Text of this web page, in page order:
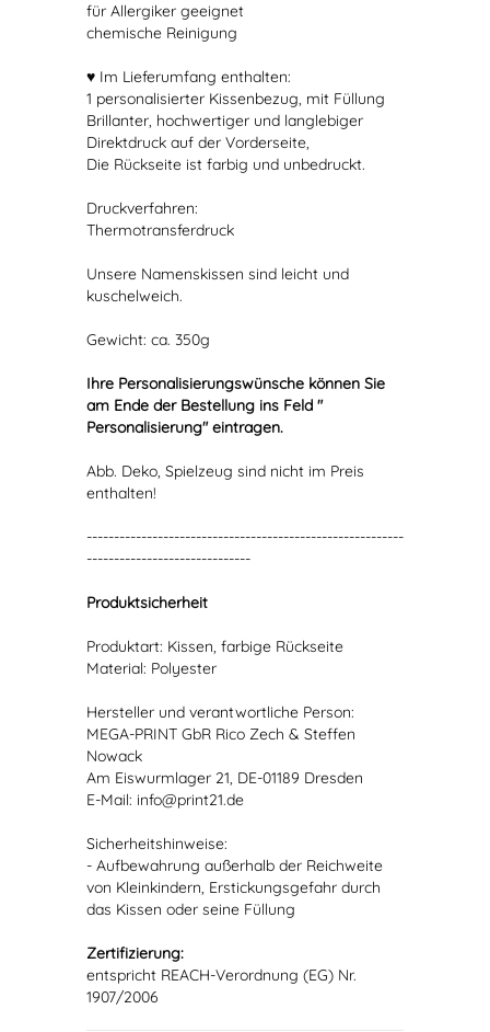
für Allergiker geeignet
chemische Reinigung
♥ Im Lieferumfang enthalten:
1 personalisierter Kissenbezug, mit Füllung
Brillanter, hochwertiger und langlebiger
Direktdruck auf der Vorderseite,
Die Rückseite ist farbig und unbedruckt.
Druckverfahren:
Thermotransferdruck
Unsere Namenskissen sind leicht und
kuschelweich.
Gewicht: ca. 350g
Ihre Personalisierungswünsche können Sie
am Ende der Bestellung ins Feld "
Personalisierung" eintragen.
Abb. Deko, Spielzeug sind nicht im Preis
enthalten!
----------------------------------------------------------
------------------------------
Produktsicherheit
Produktart: Kissen, farbige Rückseite
Material: Polyester
Hersteller und verantwortliche Person:
MEGA-PRINT GbR Rico Zech & Steffen
Nowack
Am Eiswurmlager 21, DE-01189 Dresden
E-Mail: info@print21.de
Sicherheitshinweise:
- Aufbewahrung außerhalb der Reichweite
von Kleinkindern, Erstickungsgefahr durch
das Kissen oder seine Füllung
Zertifizierung:
entspricht REACH-Verordnung (EG) Nr.
1907/2006